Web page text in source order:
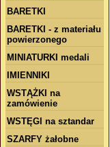
BARETKI
BARETKI - z materiału
powierzonego
MINIATURKI medali
IMIENNIKI
WSTĄŻKI na
zamówienie
WSTĘGI na sztandar
SZARFY żałobne